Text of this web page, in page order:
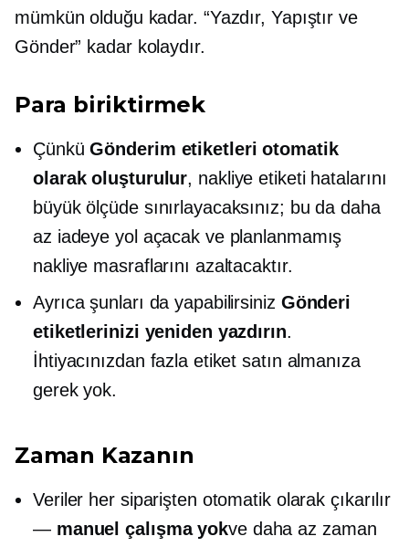
mümkün olduğu kadar. “Yazdır, Yapıştır ve
Gönder” kadar kolaydır.
Para biriktirmek
ÇünküGönderim etiketleri otomatik
olarak oluşturulur, nakliye etiketi hatalarını
büyük ölçüde sınırlayacaksınız; bu da daha
az iadeye yol açacak ve planlanmamış
nakliye masraflarını azaltacaktır.
Ayrıca şunları da yapabilirsiniz Gönderi
etiketlerinizi yeniden yazdırın.
İhtiyacınızdan fazla etiket satın almanıza
gerek yok.
Zaman Kazanın
Veriler her siparişten otomatik olarak çıkarılır
— manuel çalışma yokve daha az zaman